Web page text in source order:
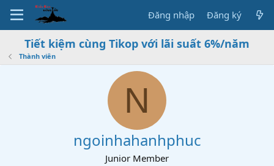
Đăng nhập Đăng ký
Tiết kiệm cùng Tikop với lãi suất 6%/năm
Thành viên
N
ngoinhahanhphuc
Junior Member